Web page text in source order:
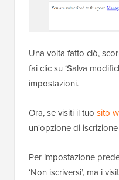
Una volta fatto ciò,
fai clic su ‘Salva
impostazioni.
Ora, se visiti il tuo sito
un'opzione di
Per impostazione
‘Non iscriversi’, ma i